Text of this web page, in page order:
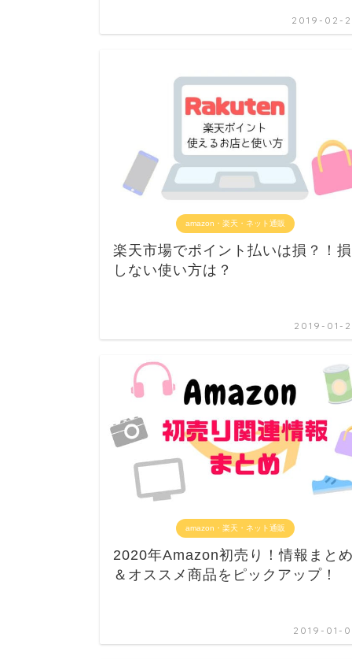
2019-02-
amazon・楽天・ネット通販
楽天市場でポイント払いは損？！損
しない使い方は？
2019-01-
amazon・楽天・ネット通販
2020年Amazon初売り！情報まとめ
＆オススメ商品をピックアップ！
2019-01-